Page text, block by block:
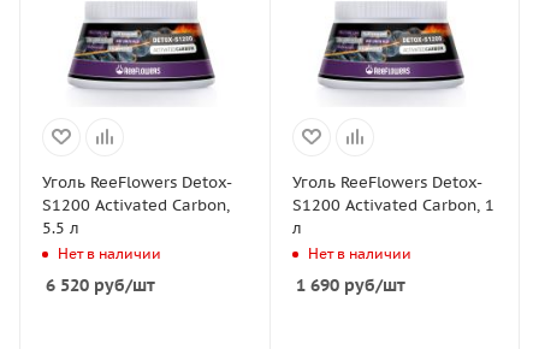
Уголь ReeFlowers Detox-
S1200 Activated Carbon,
5.5 л
Нет в наличии
6 520 руб/шт
Уголь ReeFlowers Detox-
S1200 Activated Carbon, 1
л
Нет в наличии
1 690руб/шт